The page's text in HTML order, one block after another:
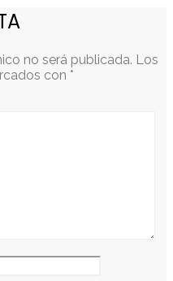
no será publicada. Los
con *